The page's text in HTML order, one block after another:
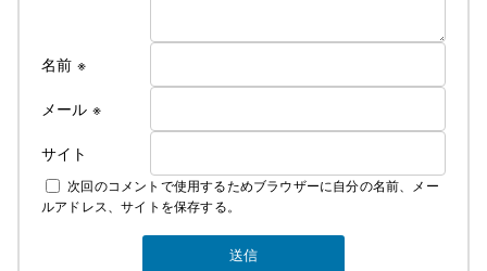
名前 ※
メール ※
サイト
次回のコメントで使用するためブラウザーに自分の名前、メー
ルアドレス、サイトを保存する。